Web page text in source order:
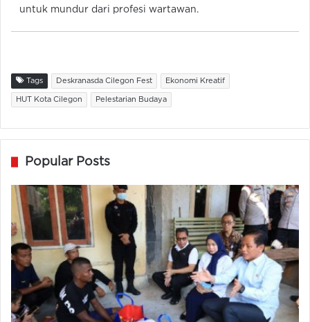
untuk mundur dari profesi wartawan.
Tags Deskranasda Cilegon Fest Ekonomi Kreatif
HUT Kota Cilegon Pelestarian Budaya
Popular Posts